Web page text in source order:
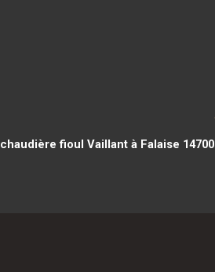
chaudière fioul Vaillant à Falaise 14700